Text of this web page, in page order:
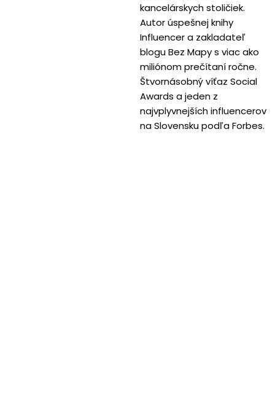
kancelárskych stoličiek.
Autor úspešnej knihy
Influencer a zakladateľ
blogu Bez Mapy s viac ako
miliónom prečítaní ročne.
Štvornásobný víťaz Social
Awards a jeden z
najvplyvnejších influencerov
na Slovensku podľa Forbes.